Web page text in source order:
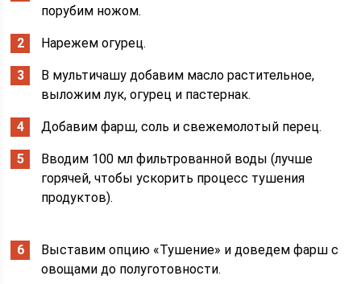
порубим ножом.
Нарежем огурец.
В мультичашу добавим масло растительное,
выложим лук, огурец и пастернак.
Добавим фарш, соль и свежемолотый перец.
Вводим 100 мл фильтрованной воды (лучше
горячей, чтобы ускорить процесс тушения
продуктов).
Выставим опцию «Тушение» и доведем фарш с
овощами до полуготовности.